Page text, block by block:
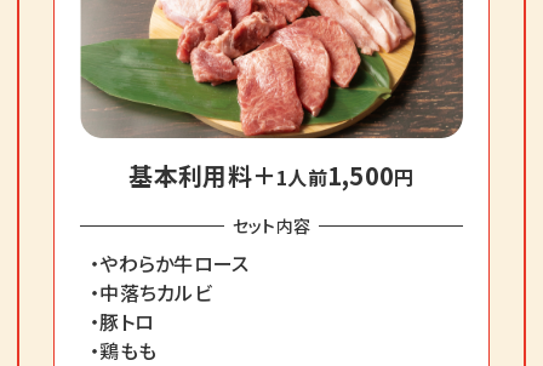
基本利用料＋1人前1,500円
セット内容
・やわらか牛ロース
・中落ちカルビ
・豚トロ
・鶏もも